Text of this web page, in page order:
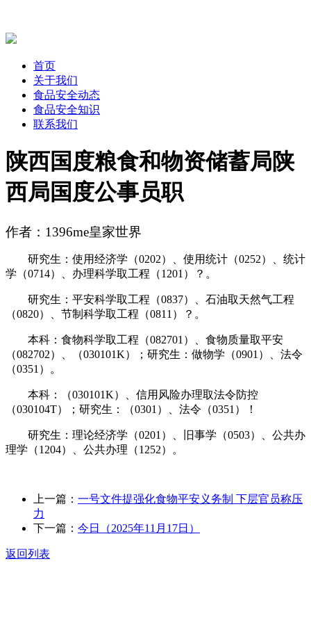
首页
关于我们
食品安全动态
食品安全知识
联系我们
陕西国度粮食和物资储蓄局陕
西局国度公事员职
作者：1396me皇家世界
研究生：使用经济学（0202）、使用统计（0252）、统计
学（0714）、办理科学取工程（1201）？。
研究生：平安科学取工程（0837）、石油取天然气工程
（0820）、节制科学取工程（0811）？。
本科：食物科学取工程（082701）、食物质量取平安
（082702）、（030101K）；研究生：做物学（0901）、法令
（0351）。
本科：（030101K）、信用风险办理取法令防控
（030104T）；研究生：（0301）、法令（0351）！
研究生：理论经济学（0201）、旧事学（0503）、公共办
理学（1204）、公共办理（1252）。
上一篇： 一号文件提强化食物平安义务制 下层官员称压
力
下一篇： 今日（2025年11月17日）
返回列表